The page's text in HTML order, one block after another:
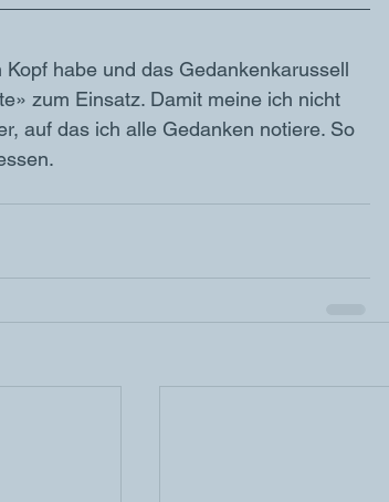
habe und das Gedankenkarussell
zum Einsatz. Damit meine ich nicht
auf das ich alle Gedanken notiere. So